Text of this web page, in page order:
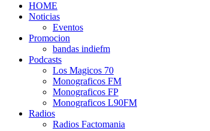
HOME
Noticias
Eventos
Promocion
bandas indiefm
Podcasts
Los Magicos 70
Monograficos FM
Monograficos FP
Monograficos L90FM
Radios
Radios Factomania